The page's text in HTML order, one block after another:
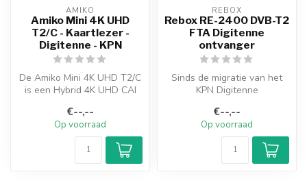
AMIKO
Amiko Mini 4K UHD
T2/C - Kaartlezer -
Digitenne - KPN
De Amiko Mini 4K UHD T2/C
is een Hybrid 4K UHD CAI
ontvang...
€--,--
Op voorraad
REBOX
Rebox RE-2400 DVB-T2
FTA Digitenne
ontvanger
Sinds de migratie van het
KPN Digitenne
naar de nieuwe ‘...
€--,--
Op voorraad